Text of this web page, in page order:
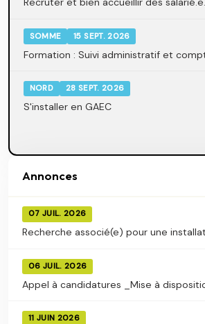
SOMME 15 SEPT. 2026
Formation : Suivi administratif et
NORD 28 SEPT. 2026
S'installer en GAEC
Annonces
07 JUIL. 2026
Recherche associé(e) pour une
06 JUIL. 2026
Appel à candidatures _Mise à
11 JUIN 2026